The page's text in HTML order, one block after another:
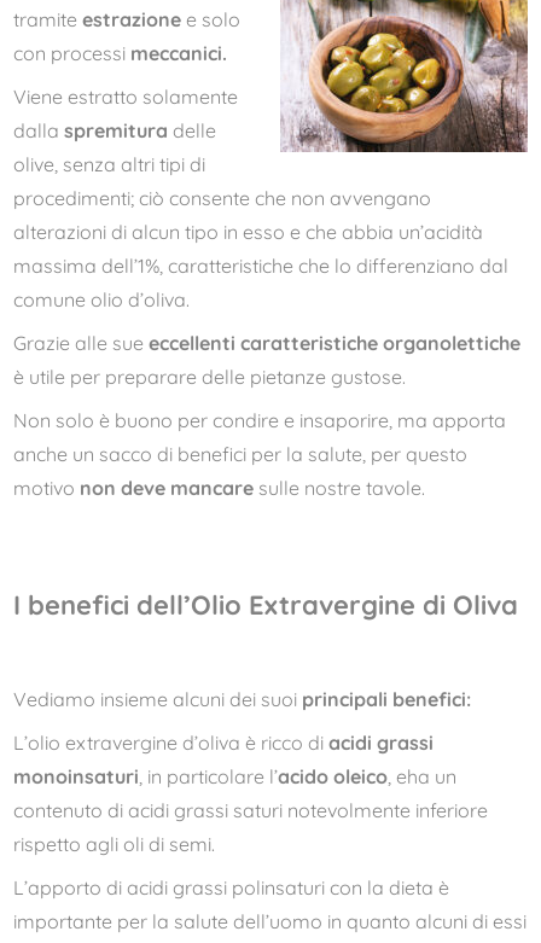
tramiteestrazione e solo
con processi meccanici.
Viene estratto solamente
dallaspremitura delle
olive, senza altri tipi di
procedimenti; ciò consente che non avvengano
alterazioni di alcun tipo in esso e che abbia un’acidità
massima dell’1%, caratteristiche che lo differenziano dal
comune olio d’oliva.
Grazie alle sueeccellenti caratteristiche organolettiche
è utile per preparare delle pietanze gustose.
Non solo è buono per condire e insaporire, ma apporta
anche un sacco di benefici per la salute, per questo
motivo non deve mancare sulle nostre tavole.
I benefici dell’Olio Extravergine di Oliva
Vediamo insieme alcuni dei suoi principali benefici:
L’olio extravergine d’oliva è ricco diacidi grassi
monoinsaturi , in particolare l’acido oleico , eha un
contenuto di acidi grassi saturi notevolmente inferiore
rispetto agli oli di semi.
L’apporto di acidi grassi polinsaturi con la dieta è
importante per la salute dell’uomo in quanto alcuni di essi